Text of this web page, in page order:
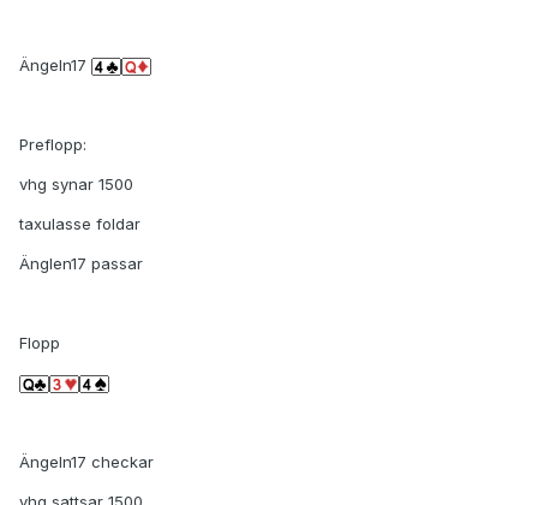
Ängeln17
Preflopp:
vhg synar 1500
taxulasse foldar
Änglen17 passar
Flopp
Ängeln17 checkar